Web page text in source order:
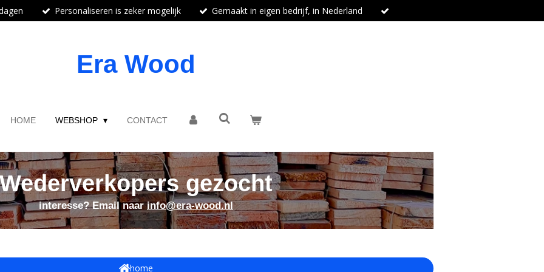
Personaliseren is zeker mogelijk Gemaakt in eigen bedrijf, in Nederland
Era Wood
HOME WEBSHOP CONTACT
Wederverkopers gezocht
interesse? Email naarinfo@era-wood.nl
home